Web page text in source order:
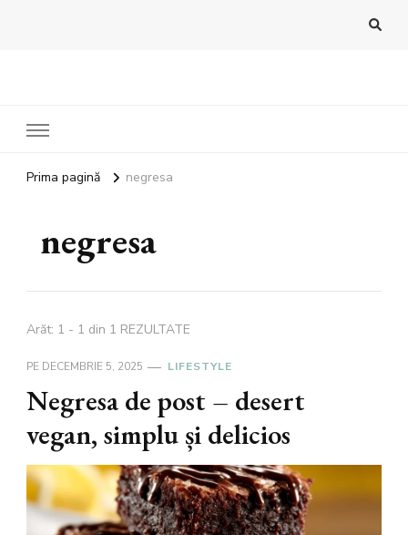
Prima pagină negresa
negresa
Arăt: 1 - 1 din 1 REZULTATE
PE DECEMBRIE 5, 2025 LIFESTYLE
Negresa de post – desert
vegan, simplu și delicios